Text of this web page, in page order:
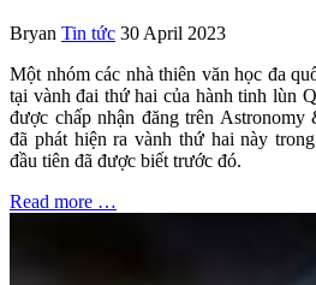
Bryan Tin tức 30 April 2023
Một nhóm các nhà thiên văn học đa
tại vành đai thứ hai của hành tinh lùn
được chấp nhận đăng trên
đã phát hiện ra vành thứ hai này
đầu tiên đã được biết trước đó.
Read more …